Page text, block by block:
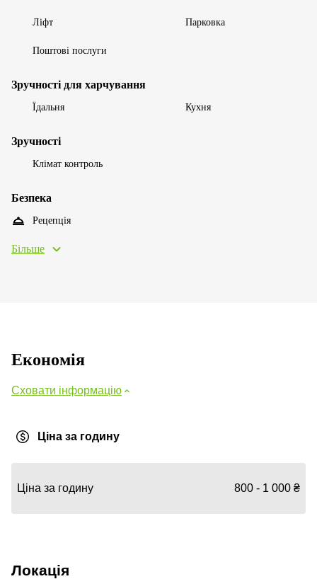
Ліфт Парковка
Поштові послуги
Зручності для харчування
Їдальня Кухня
Зручності
Клімат контроль
Безпека
Рецепція
Більше
Економія
Сховати інформацію
Ціна за годину
Ціна за годину 800 - 1 000 ₴
Локація